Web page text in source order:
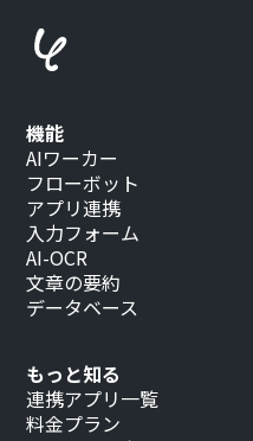
もっと知る
連携アプリ一覧
料金プラン
機能
AIワーカー
フローボット
アプリ連携
入力フォーム
AI-OCR
文章の要約
データベース